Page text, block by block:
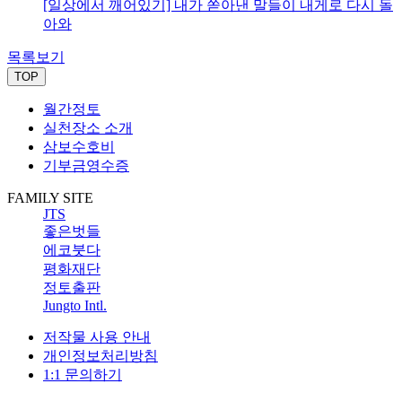
[일상에서 깨어있기] 내가 쏟아낸 말들이 내게로 다시 돌
아와
목록보기
TOP
월간정토
실천장소 소개
삼보수호비
기부금영수증
FAMILY SITE
JTS
좋은벗들
에코붓다
평화재단
정토출판
Jungto Intl.
저작물 사용 안내
개인정보처리방침
1:1 문의하기